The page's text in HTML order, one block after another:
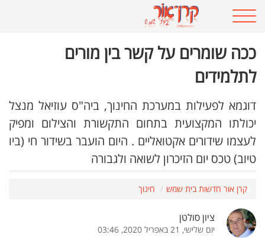
ככה שומרים על קשר בין מורים
לתלמידים
דוגמא לפעילות במערכת החינוך, ביה"ס עוזיאל מנצל
יכולתו המקצועית בתחום התקשורת והצילום ומפיק
לעצמו שידורים אקטואליים . היום הועבר בשידור חי (ביו
טיוב) טכס יום הזיכרון לשואה ולגבורה
קרן אור חדשות בית שמש חינוך
ציון סולטן
יום שלישי, 21 באפריל 2020, 03:46